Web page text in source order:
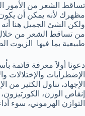
تساقط الشعر من الأمور
مظهرك لأنه يمكن أن
ولكن الشئ الجميل هنا
من تساقط الشعر من
طبيعية بما فيها الزيوت
دعونا أولاَ معرفة قائمة
الإضطرابات
الإجهاد، تناول الكثير
إنقاص الوزن،
التوازن الهرموني، سوء